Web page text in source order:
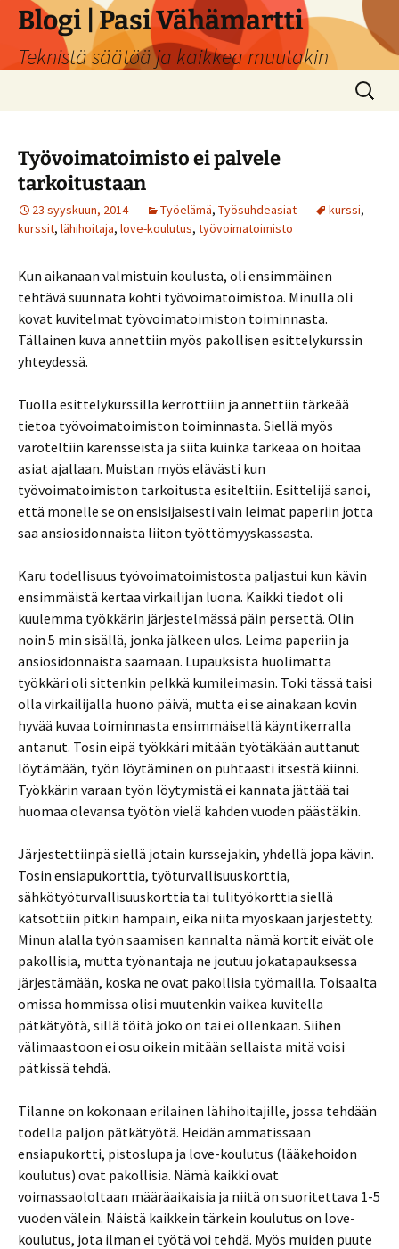
Siirry
sisältöön
Blogi | Pasi Vähämartti
Teknistä säätöä ja kaikkea muutakin
Haku:
Työvoimatoimisto ei palvele
tarkoitustaan
23 syyskuun, 2014 Työelämä, Työsuhdeasiat kurssi,
kurssit, lähihoitaja, love-koulutus, työvoimatoimisto
Kun aikanaan valmistuin koulusta, oli ensimmäinen
tehtävä suunnata kohti työvoimatoimistoa. Minulla oli
kovat kuvitelmat työvoimatoimiston toiminnasta.
Tällainen kuva annettiin myös pakollisen esittelykurssin
yhteydessä.
Tuolla esittelykurssilla kerrottiiin ja annettiin tärkeää
tietoa työvoimatoimiston toiminnasta. Siellä myös
varoteltiin karensseista ja siitä kuinka tärkeää on hoitaa
asiat ajallaan. Muistan myös elävästi kun
työvoimatoimiston tarkoitusta esiteltiin. Esittelijä sanoi,
että monelle se on ensisijaisesti vain leimat paperiin jotta
saa ansiosidonnaista liiton työttömyyskassasta.
Karu todellisuus työvoimatoimistosta paljastui kun kävin
ensimmäistä kertaa virkailijan luona. Kaikki tiedot oli
kuulemma työkkärin järjestelmässä päin persettä. Olin
noin 5 min sisällä, jonka jälkeen ulos. Leima paperiin ja
ansiosidonnaista saamaan. Lupauksista huolimatta
työkkäri oli sittenkin pelkkä kumileimasin. Toki tässä taisi
olla virkailijalla huono päivä, mutta ei se ainakaan kovin
hyvää kuvaa toiminnasta ensimmäisellä käyntikerralla
antanut. Tosin eipä työkkäri mitään työtäkään auttanut
löytämään, työn löytäminen on puhtaasti itsestä kiinni.
Työkkärin varaan työn löytymistä ei kannata jättää tai
huomaa olevansa työtön vielä kahden vuoden päästäkin.
Järjestettiinpä siellä jotain kurssejakin, yhdellä jopa kävin.
Tosin ensiapukorttia, työturvallisuuskorttia,
sähkötyöturvallisuuskorttia tai tulityökorttia siellä
katsottiin pitkin hampain, eikä niitä myöskään järjestetty.
Minun alalla työn saamisen kannalta nämä kortit eivät ole
pakollisia, mutta työnantaja ne joutuu jokatapauksessa
järjestämään, koska ne ovat pakollisia työmailla. Toisaalta
omissa hommissa olisi muutenkin vaikea kuvitella
pätkätyötä, sillä töitä joko on tai ei ollenkaan. Siihen
välimaastoon ei osu oikein mitään sellaista mitä voisi
pätkissä tehdä.
Tilanne on kokonaan erilainen lähihoitajille, jossa tehdään
todella paljon pätkätyötä. Heidän ammatissaan
ensiapukortti, pistoslupa ja love-koulutus (lääkehoidon
koulutus) ovat pakollisia. Nämä kaikki ovat
voimassaololtaan määräaikaisia ja niitä on suoritettava 1-5
vuoden välein. Näistä kaikkein tärkein koulutus on love-
koulutus, jota ilman ei työtä voi tehdä. Myös muiden puute